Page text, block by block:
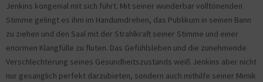
Jenkins kongenial mit sich führt. Mit seiner wunderbar volltönenden
Stimme gelingt es ihm im Handumdrehen, das Publikum in seinen Bann
zu ziehen und den Saal mit der Strahlkraft seiner Stimme und einer
enormen Klangfülle zu fluten. Das Gefühlsleben und die zunehmende
Verschlechterung seines Gesundheitszustands weiß Jenkins aber nicht
nur gesanglich perfekt darzubieten, sondern auch mithilfe seiner Mimik